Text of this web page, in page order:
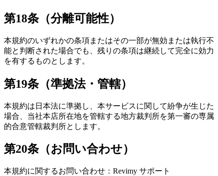
第18条（分離可能性）
本規約のいずれかの条項またはその一部が無効または執行不
能と判断された場合でも、残りの条項は継続して完全に効力
を有するものとします。
第19条（準拠法・管轄）
本規約は日本法に準拠し、本サービスに関して紛争が生じた
場合、当社本店所在地を管轄する地方裁判所を第一審の専属
的合意管轄裁判所とします。
第20条（お問い合わせ）
本規約に関するお問い合わせ：Revimy サポート